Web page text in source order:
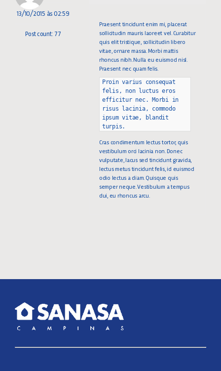
13/10/2015 às 02:59
Post count: 77
Praesent tincidunt enim mi, placerat
sollicitudin mauris laoreet vel. Curabitur
quis elit tristique, sollicitudin libero
vitae, ornare massa. Morbi mattis
rhoncus nibh. Nulla eu euismod nisl.
Praesent nec quam felis.
Proin varius consequat
felis, non luctus eros
efficitur nec. Morbi in
risus lacinia, commodo
ipsum vitae, blandit
turpis.
Cras condimentum lectus tortor, quis
vestibulum orci lacinia non. Donec
vulputate, lacus sed tincidunt gravida,
lectus metus tincidunt felis, id euismod
odio lectus a diam. Quisque quis
semper neque. Vestibulum a tempus
dui, eu rhoncus arcu.